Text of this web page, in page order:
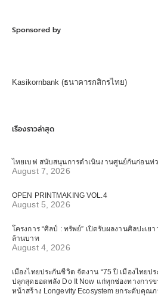
Sponsored by
Kasikornbank (ธนาคารกสิกรไทย)
เรื่องราวล่าสุด
ไทยเบฟ สนับสนุนการดำเนินงานศูนย์กันก่อนท่
August 7, 2026
OPEN PRINTMAKING VOL.4
August 5, 2026
โครงการ “ศิลป์ : ทรัพย์” เปิดรับผลงานศิลปะเย
ล้านบาท
August 4, 2026
เมืองไทยประกันชีวิต จัดงาน “75 ปี เมืองไทย
ปลุกสุดยอดพลัง Do It Now แก่ทุกช่องทางการ
หน้าสร้าง Longevity Ecosystem ยกระดับคุณ